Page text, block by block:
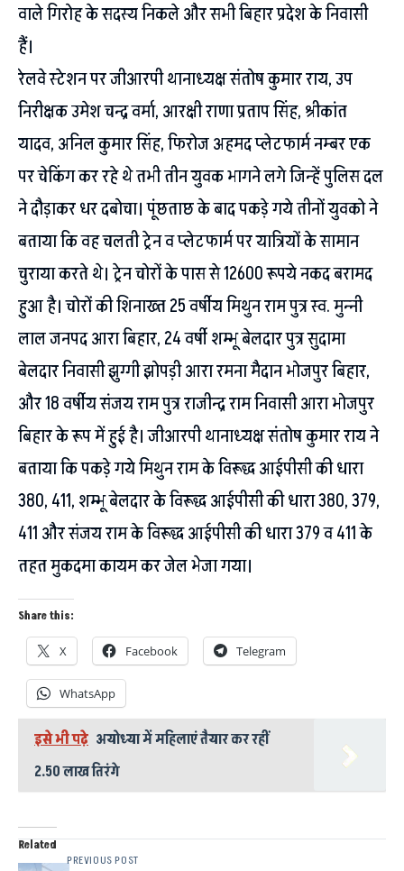
वाले गिरोह के सदस्य निकले और सभी बिहार प्रदेश के निवासी
हैं।
रेलवे स्टेशन पर जीआरपी थानाध्यक्ष संतोष कुमार राय, उप
निरीक्षक उमेश चन्द्र वर्मा, आरक्षी राणा प्रताप सिंह, श्रीकांत
यादव, अनिल कुमार सिंह, फिरोज अहमद प्लेटफार्म नम्बर एक
पर चेकिंग कर रहे थे तभी तीन युवक भागने लगे जिन्हें पुलिस दल
ने दौड़ाकर धर दबोचा। पूंछताछ के बाद पकड़े गये तीनों युवको ने
बताया कि वह चलती ट्रेन व प्लेटफार्म पर यात्रियों के सामान
चुराया करते थे। ट्रेन चोरों के पास से 12600 रूपये नकद बरामद
हुआ है। चोरों की शिनाख्त 25 वर्षीय मिथुन राम पुत्र स्व. मुन्नी
लाल जनपद आरा बिहार, 24 वर्षी शम्भू बेलदार पुत्र सुदामा
बेलदार निवासी झुग्गी झोपड़ी आरा रमना मैदान भोजपुर बिहार,
और 18 वर्षीय संजय राम पुत्र राजीन्द्र राम निवासी आरा भोजपुर
बिहार के रूप में हुई है। जीआरपी थानाध्यक्ष संतोष कुमार राय ने
बताया कि पकड़े गये मिथुन राम के विरूद्ध आईपीसी की धारा
380, 411, शम्भू बेलदार के विरूद्ध आईपीसी की धारा 380, 379,
411 और संजय राम के विरूद्ध आईपीसी की धारा 379 व 411 के
तहत मुकदमा कायम कर जेल भेजा गया।
Share this:
X Facebook Telegram
WhatsApp
इसे भी पढ़े अयोध्या में महिलाएं तैयार कर रहीं
2.50 लाख तिरंगे
Related
PREVIOUS POST